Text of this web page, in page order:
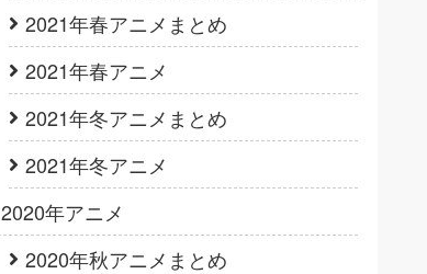
2021年春アニメまとめ
2021年春アニメ
2021年冬アニメまとめ
2021年冬アニメ
2020年アニメ
2020年秋アニメまとめ